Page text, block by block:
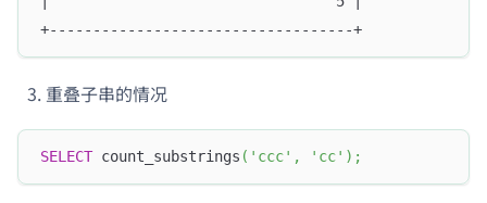
+-----------------------------------+
重叠子串的情况
SELECT count_substrings ( 'ccc' , 'cc' ) ;